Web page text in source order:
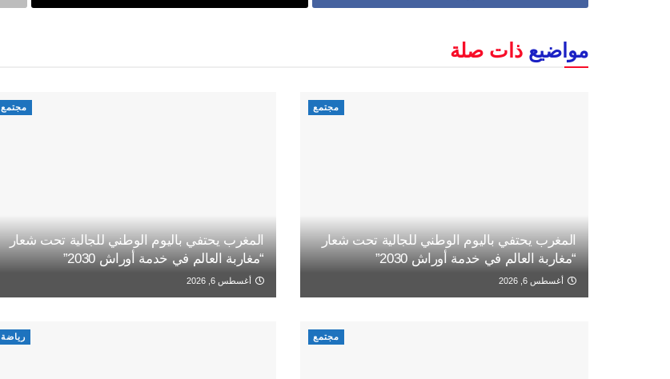
مواضيع ذات صلة
مجتمع
المغرب يحتفي باليوم الوطني للجالية تحت شعار
“مغاربة العالم في خدمة أوراش 2030”
أغسطس 6, 2026
مجتمع
المغرب يحتفي باليوم الوطني للجالية تحت شعار
“مغاربة العالم في خدمة أوراش 2030”
أغسطس 6, 2026
مجتمع رياضة